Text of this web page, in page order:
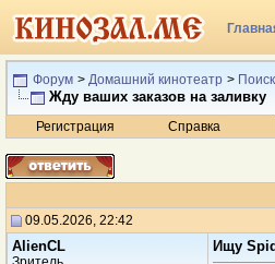
Радио
Форум > Домашний кинотеатр >
Жду ваших заказов на заливку
Регистрация Справка
09.05.2026, 22:42
AlienCL
Ищу